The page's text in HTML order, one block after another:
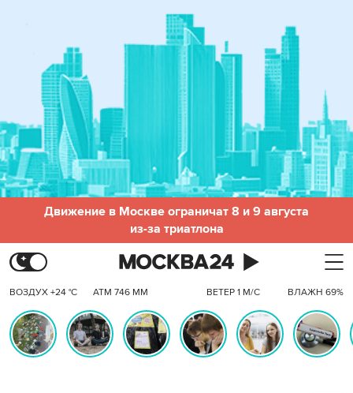
Движение в Москве ограничат 8 и 9 августа
из-за триатлона
ВОЗДУХ +24 °C АТМ 746 ММ ВЕТЕР 1 М/С ВЛАЖН 69%